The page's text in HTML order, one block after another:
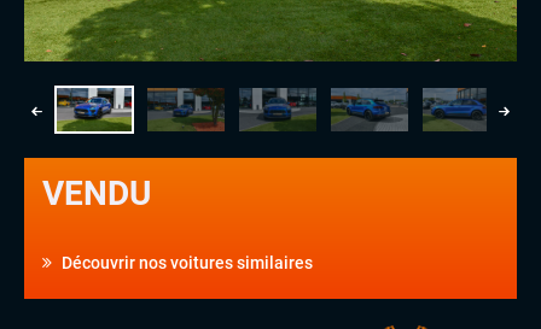
VENDU
Découvrir nos voitures similaires